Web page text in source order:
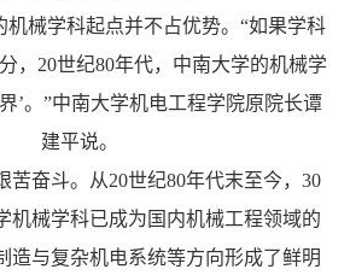
机械学科起点并不占优势。“如果学科
，20世纪80年代，中南大学的机械学
’。”中南大学机电工程学院原院长谭
建平说。
苦奋斗。从20世纪80年代末至今，30
机械学科已成为国内机械工程领域的
造与复杂机电系统等方向形成了鲜明